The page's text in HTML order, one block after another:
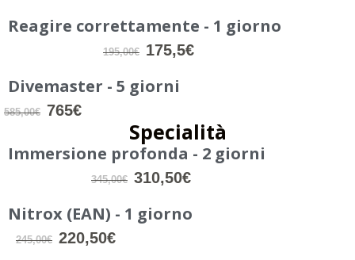
Reagire correttamente - 1 giorno
195,00€ 175,5€
Divemaster - 5 giorni
585,00€ 765€
Specialità
Immersione profonda - 2 giorni
345,00€ 310,50€
Nitrox (EAN) - 1 giorno
245,00€ 220,50€